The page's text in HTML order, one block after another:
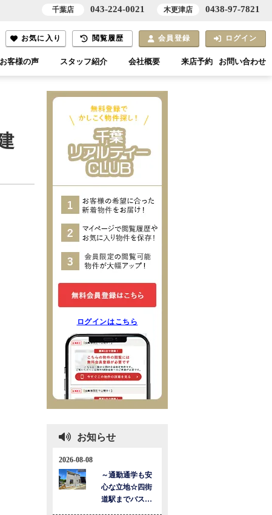
お気に入り 閲覧履歴 会員登録 ログイン
お客様の声 スタッフ紹介 会社概要 来店予約 お問い合わせ
ログインはこちら
お知らせ
千葉店 043-224-0021 木更津店 0438-97-7821